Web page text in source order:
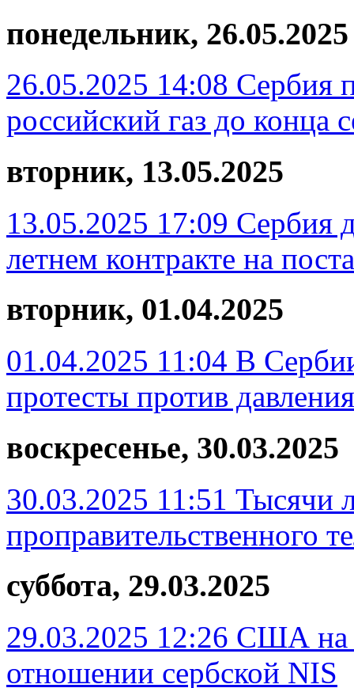
понедельник, 26.05.2025
26.05.2025 14:08 Сербия
российский газ до конца
вторник, 13.05.2025
13.05.2025 17:09 Сербия
летнем контракте на
вторник, 01.04.2025
01.04.2025 11:04 В
протесты против
воскресенье, 30.03.2025
30.03.2025 11:51 Тысячи
проправительственного
суббота, 29.03.2025
29.03.2025 12:26 США на
отношении сербской NIS